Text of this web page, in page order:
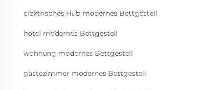
elektrisches Hub-modernes Bettgestell
hotel modernes Bettgestell
wohnung modernes Bettgestell
gästezimmer modernes Bettgestell